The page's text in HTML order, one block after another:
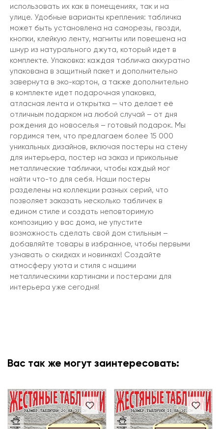
использовать их как в помещениях, так и на
улице. Удобные варианты крепления: табличка
может быть установлена на саморезы, гвозди,
кнопки, клейкую ленту, магниты или повешена на
шнур из натурального джута, который идет в
комплекте. Упаковка: каждая табличка аккуратно
упакована в защитный пакет и дополнительно
завернута в эко-картон, а также дополнительно
в комплекте идет подарочная упаковка,
атласная лента и открытка — что делает её
отличным подарком на любой случай – от дня
рождения до новоселья – готовый подарок. Мы
гордимся тем, что предлагаем более 15 000
уникальных дизайнов, включая постеры на стену
для интерьера, постер на заказ и прикольные
металлические таблички, чтобы каждый мог
найти что-то для себя. Наши постеры
разделены на коллекции разных серий, что
позволяет заказать несколько табличек в
едином стиле и создать неповторимую
композицию у вас дома, не упустите
возможность сделать свой дом стильным –
добавляйте товары в избранное, чтобы первыми
узнавать о скидках и новинках! Создайте
атмосферу уюта и стиля с нашими
металлическими картинами и постерами для
интерьера уже сегодня!
Вас так же могут заинтересовать: